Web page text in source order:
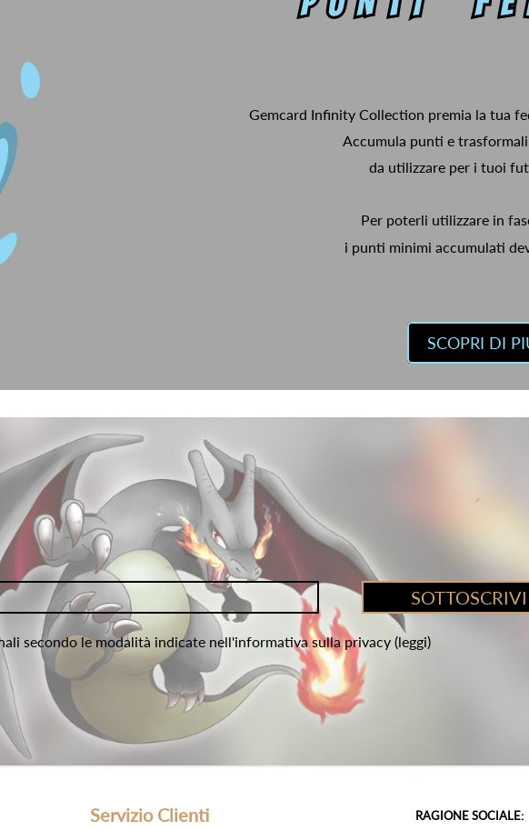
Gemcard Infinity Collection premia la tua
Accumula punti e
da utilizzare per i tuoi
Per poterli utilizzare in
i punti minimi accumulati
SCOPRI DI
secondo le modalità indicate nell'informativa sulla privacy (leggi)
Servizio Clienti
RAGIONE SOCIALE: